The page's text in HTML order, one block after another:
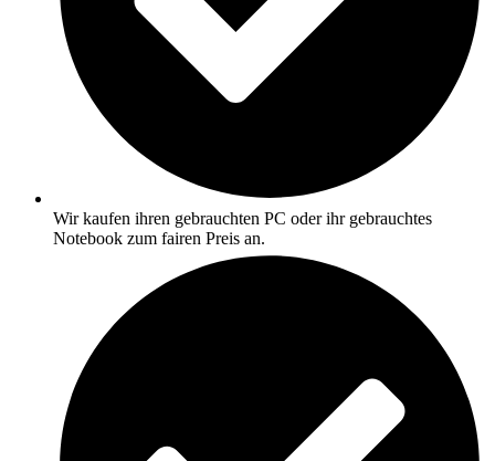
Wir kaufen ihren gebrauchten PC oder ihr gebrauchtes
Notebook zum fairen Preis an.